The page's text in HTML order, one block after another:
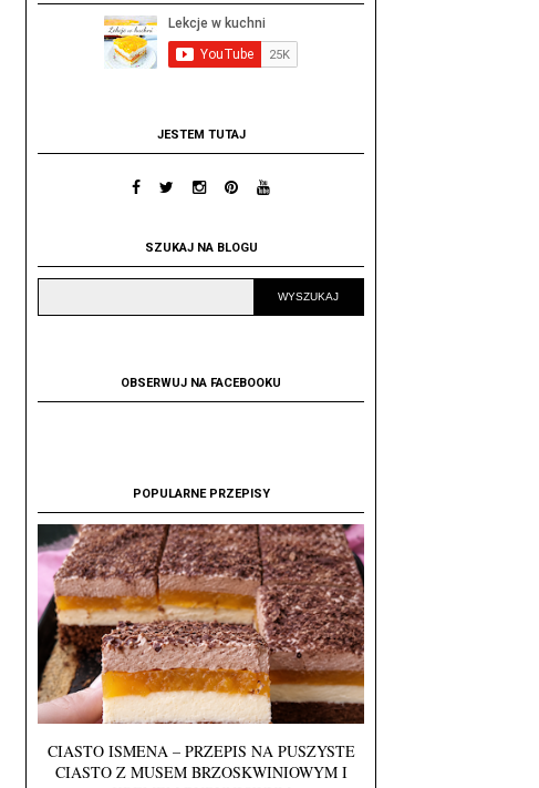
JESTEM TUTAJ
SZUKAJ NA BLOGU
OBSERWUJ NA FACEBOOKU
POPULARNE PRZEPISY
CIASTO ISMENA – PRZEPIS NA PUSZYSTE
CIASTO Z MUSEM BRZOSKWINIOWYM I